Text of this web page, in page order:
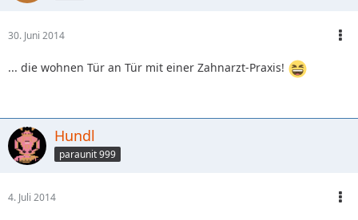
30. Juni 2014
... die wohnen Tür an Tür mit einer Zahnarzt-Praxis!
Hundl
paraunit 999
4. Juli 2014